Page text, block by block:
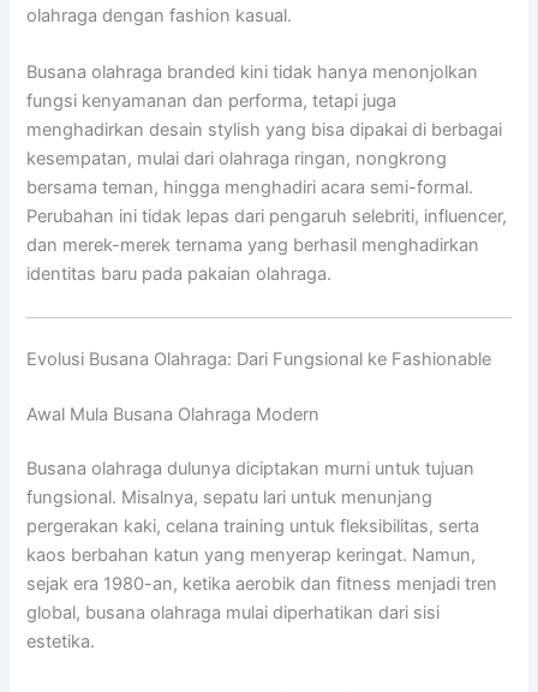
olahraga dengan fashion kasual.
Busana olahraga branded kini tidak hanya menonjolkan
fungsi kenyamanan dan performa, tetapi juga
menghadirkan desain stylish yang bisa dipakai di berbagai
kesempatan, mulai dari olahraga ringan, nongkrong
bersama teman, hingga menghadiri acara semi-formal.
Perubahan ini tidak lepas dari pengaruh selebriti, influencer,
dan merek-merek ternama yang berhasil menghadirkan
identitas baru pada pakaian olahraga.
Evolusi Busana Olahraga: Dari Fungsional ke Fashionable
Awal Mula Busana Olahraga Modern
Busana olahraga dulunya diciptakan murni untuk tujuan
fungsional. Misalnya, sepatu lari untuk menunjang
pergerakan kaki, celana training untuk fleksibilitas, serta
kaos berbahan katun yang menyerap keringat. Namun,
sejak era 1980-an, ketika aerobik dan fitness menjadi tren
global, busana olahraga mulai diperhatikan dari sisi
estetika.